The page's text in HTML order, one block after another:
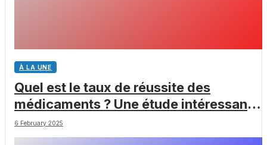
À LA UNE
Quel est le taux de réussite des
médicaments ? Une étude intéressante
chez les Big Pharmas
6 February 2025